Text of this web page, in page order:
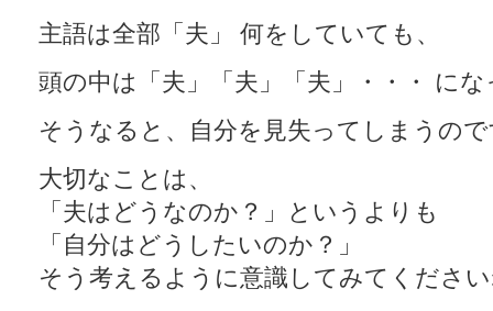
主語は全部「夫」 何をしていても、
頭の中は「夫」「夫」「夫」・・・ に
そうなると、自分を見失ってしまうの
大切なことは、
「夫はどうなのか？」というよりも
「自分はどうしたいのか？」
そう考えるように意識してみてくださ